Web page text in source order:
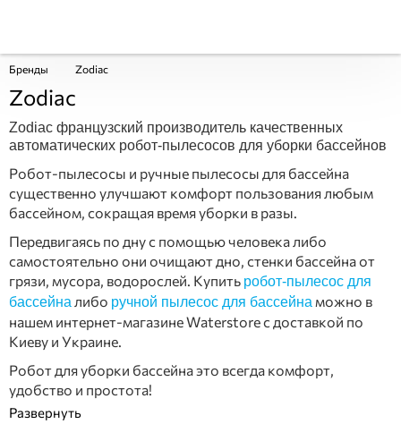
Бренды Zodiac
Zodiac
Zodiac французский производитель качественных
автоматических робот-пылесосов для уборки бассейнов
Робот-пылесосы и ручные пылесосы для бассейна
существенно улучшают комфорт пользования любым
бассейном, сокращая время уборки в разы.
Передвигаясь по дну с помощью человека либо
самостоятельно они очищают дно, стенки бассейна от
грязи, мусора, водорослей. Купить робот-пылесос для
бассейна либо ручной пылесос для бассейна можно в
нашем интернет-магазине Waterstore с доставкой по
Киеву и Украине.
Робот для уборки бассейна это всегда комфорт,
удобство и простота!